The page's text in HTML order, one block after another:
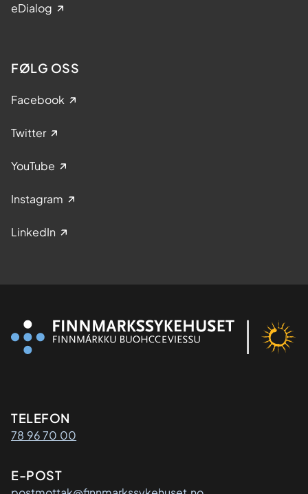
eDialog
FØLG OSS
Facebook
Twitter
YouTube
Instagram
LinkedIn
Kontaktinformasjon
TELEFON
78 96 70 00
E-POST